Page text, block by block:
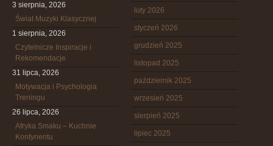
3 sierpnia, 2026
Świat Muzyki Klasycznej
1 sierpnia, 2026
Czytelnicze Inspiracje i
Rekomendacje
31 lipca, 2026
Motywacja i Psychologia
Treningu
26 lipca, 2026
Afryka Smaku – Kuchnie
Kontynentu
luty 2026
styczeń 2026
grudzień 2025
listopad 2025
październik 2025
wrzesień 2025
sierpień 2025
lipiec 2025